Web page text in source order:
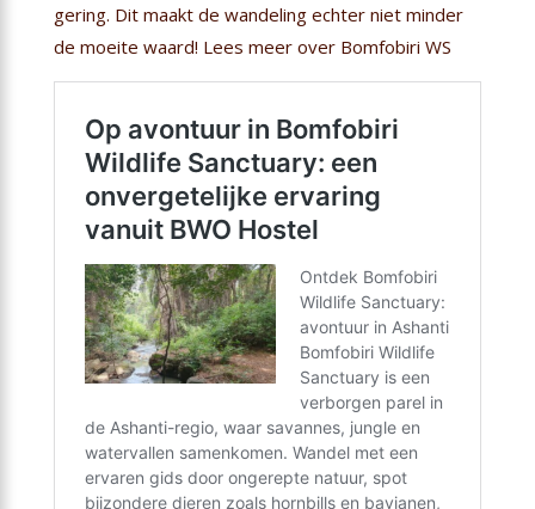
gering. Dit maakt de wandeling echter niet minder
de moeite waard! Lees meer over Bomfobiri WS